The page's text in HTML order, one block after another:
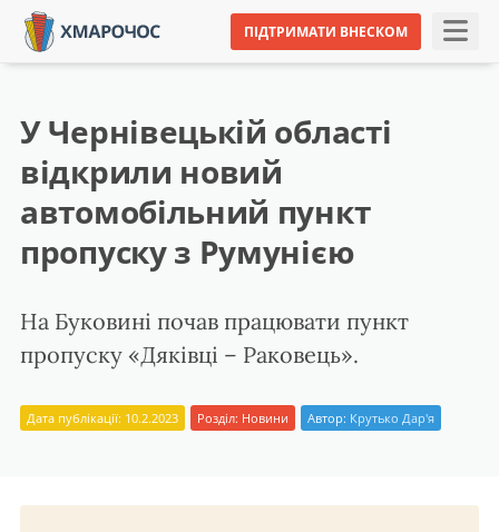
ПІДТРИМАТИ ВНЕСКОМ
У Чернівецькій області
відкрили новий
автомобільний пункт
пропуску з Румунією
На Буковині почав працювати пункт
пропуску «Дяківці – Раковець».
Дата публікації: 10.2.2023 Розділ: Новини Автор: Крутько Дар'я